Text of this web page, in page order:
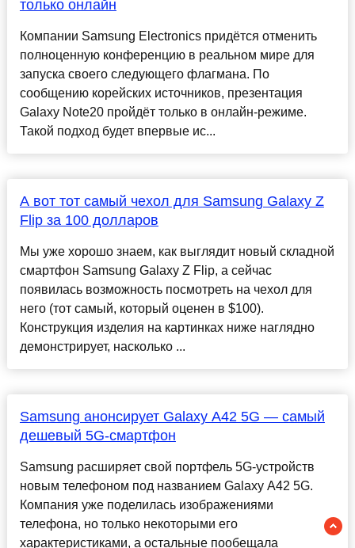
только онлайн
Компании Samsung Electronics придётся отменить
полноценную конференцию в реальном мире для
запуска своего следующего флагмана. По
сообщению корейских источников, презентация
Galaxy Note20 пройдёт только в онлайн-режиме.
Такой подход будет впервые ис...
А вот тот самый чехол для Samsung Galaxy Z
Flip за 100 долларов
Мы уже хорошо знаем, как выглядит новый складной
смартфон Samsung Galaxy Z Flip, а сейчас
появилась возможность посмотреть на чехол для
него (тот самый, который оценен в $100).
Конструкция изделия на картинках ниже наглядно
демонстрирует, насколько ...
Samsung анонсирует Galaxy A42 5G — самый
дешевый 5G-смартфон
Samsung расширяет свой портфель 5G-устройств
новым телефоном под названием Galaxy A42 5G.
Компания уже поделилась изображениями
телефона, но только некоторыми его
характеристиками, а остальные пообещала